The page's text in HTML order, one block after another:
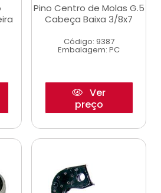
Pino Centro de Molas G.5
Cabeça Baixa 3/8x7
Código: 9387
Embalagem: PC
Ver
preço